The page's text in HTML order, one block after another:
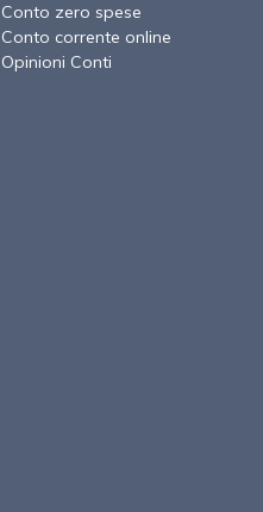
Conto zero spese
Conto corrente online
Opinioni Conti